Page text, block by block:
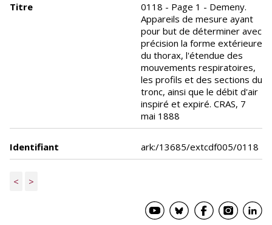
Titre
0118 - Page 1 - Demeny.
Appareils de mesure ayant
pour but de déterminer avec
précision la forme extérieure
du thorax, l'étendue des
mouvements respiratoires,
les profils et des sections du
tronc, ainsi que le débit d'air
inspiré et expiré. CRAS, 7
mai 1888
Identifiant ark:/13685/extcdf005/0118
< >